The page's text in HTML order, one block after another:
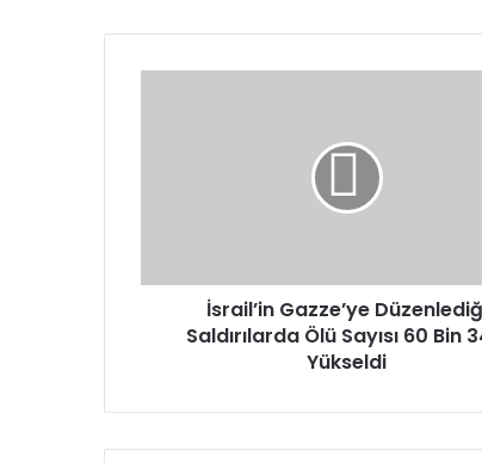
34’e
İsrail’in Gazze’ye
Saldırılarda Ölü Sayısı 60 Bin
Yükseldi